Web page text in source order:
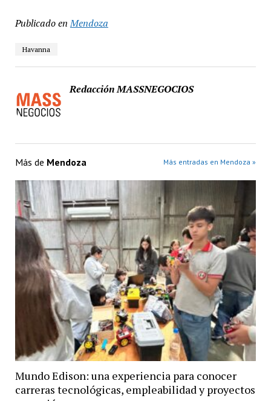
Publicado en Mendoza
Havanna
Redacción MASSNEGOCIOS
Más de Mendoza Más entradas en Mendoza »
Mundo Edison: una experiencia para conocer
carreras tecnológicas, empleabilidad y proyectos